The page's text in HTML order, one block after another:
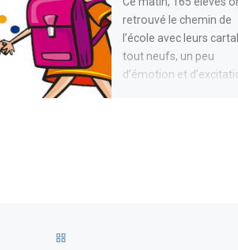
retrouvé le chemin de
l’école avec leurs
tout neufs, un peu
d’émotion et